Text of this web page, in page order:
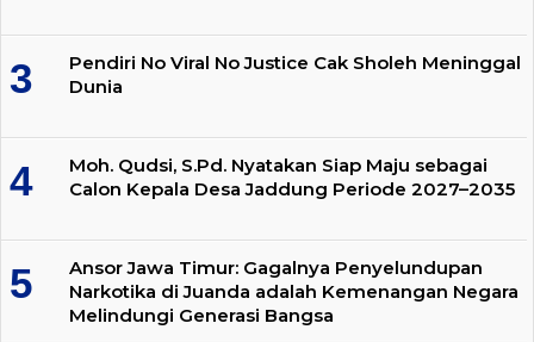
Pendiri No Viral No Justice Cak Sholeh Meninggal
Dunia
Moh. Qudsi, S.Pd. Nyatakan Siap Maju sebagai
Calon Kepala Desa Jaddung Periode 2027–2035
Ansor Jawa Timur: Gagalnya Penyelundupan
Narkotika di Juanda adalah Kemenangan Negara
Melindungi Generasi Bangsa